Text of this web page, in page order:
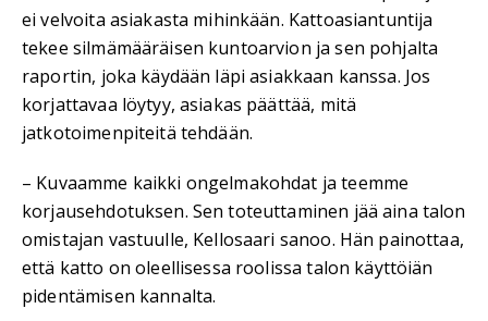
ei velvoita asiakasta mihinkään. Kattoasiantuntija
tekee silmämääräisen kuntoarvion ja sen pohjalta
raportin, joka käydään läpi asiakkaan kanssa. Jos
korjattavaa löytyy, asiakas päättää, mitä
jatkotoimenpiteitä tehdään.
– Kuvaamme kaikki ongelmakohdat ja teemme
korjausehdotuksen. Sen toteuttaminen jää aina talon
omistajan vastuulle, Kellosaari sanoo. Hän painottaa,
että katto on oleellisessa roolissa talon käyttöiän
pidentämisen kannalta.